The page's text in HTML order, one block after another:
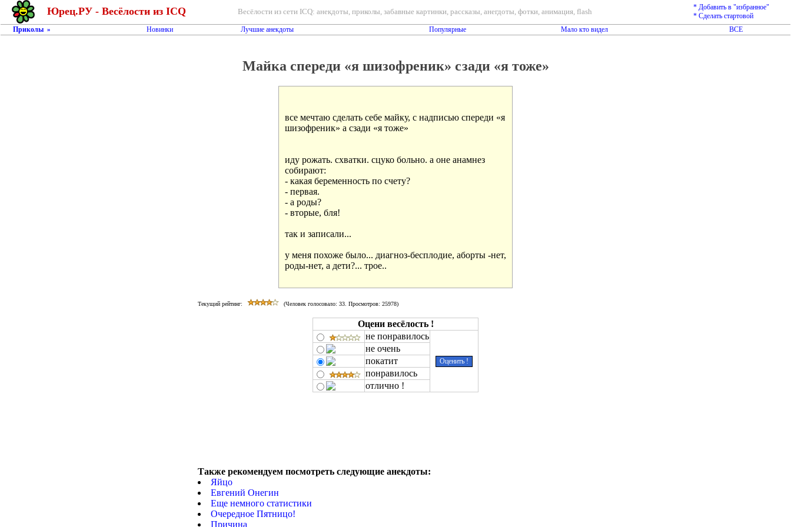
Юрец.РУ - Весёлости из ICQ Весёлости из сети ICQ: анекдоты, приколы, забавные картинки, рассказы, анегдоты, фотки, анимация, flash
* Добавить в "избранное"
* Сделать стартовой
Приколы » Новинки Лучшие анекдоты Популярные Мало кто видел ВСЕ
Майка спереди «я шизофреник» сзади «я тоже»
все мечтаю сделать себе майку, с надписью спереди «я
шизофреник» а сзади «я тоже»
иду рожать. схватки. сцуко больно. а оне анамнез
собирают:
- какая беременность по счету?
- первая.
- а роды?
- вторые, бля!
так и записали...
у меня похоже было... диагноз-бесплодие, аборты -нет,
роды-нет, а дети?... трое..
Текущий рейтинг: (Человек голосовало: 33 . Просмотров: 25978)
Оцени весёлость !
не понравилось
не очень
покатит
понравилось
отлично !
Также рекомендуем посмотреть следующие анекдоты:
Яйцо
Евгений Онегин
Еще немного статистики
Очередное Пятницо!
Причина